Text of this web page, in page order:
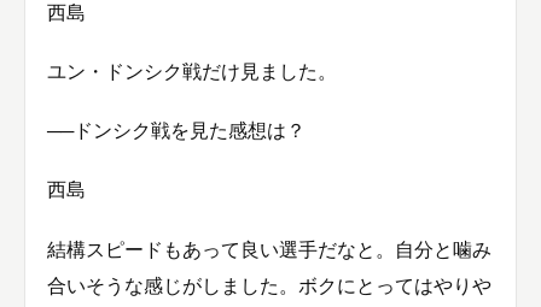
西島
ユン・ドンシク戦だけ見ました。
──ドンシク戦を見た感想は？
西島
結構スピードもあって良い選手だなと。自分と噛み
合いそうな感じがしました。ボクにとってはやりや